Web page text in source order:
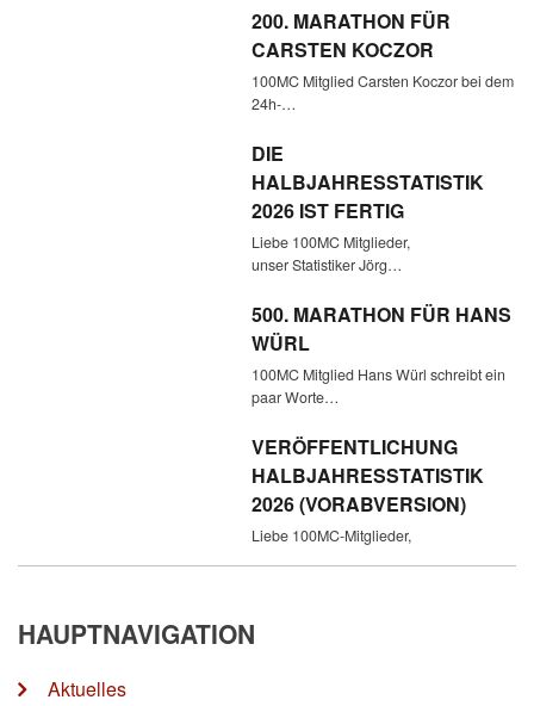
200. MARATHON FÜR
CARSTEN KOCZOR
100MC Mitglied Carsten Koczor bei dem
24h-…
DIE
HALBJAHRESSTATISTIK
2026 IST FERTIG
Liebe 100MC Mitglieder,
unser Statistiker Jörg…
500. MARATHON FÜR HANS
WÜRL
100MC Mitglied Hans Würl schreibt ein
paar Worte…
VERÖFFENTLICHUNG
HALBJAHRESSTATISTIK
2026 (VORABVERSION)
Liebe 100MC-Mitglieder,
HAUPTNAVIGATION
Aktuelles